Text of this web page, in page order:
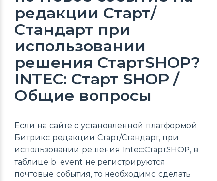
редакции Старт/
Стандарт при
использовании
решения СтартSHOP?
INTEC: Старт SHOP /
Общие вопросы
Если на сайте с установленной платформой
Битрикс редакции Старт/Стандарт, при
использовании решения Intec:СтартSHOP, в
таблице b_event не регистрируются
почтовые события, то необходимо сделать